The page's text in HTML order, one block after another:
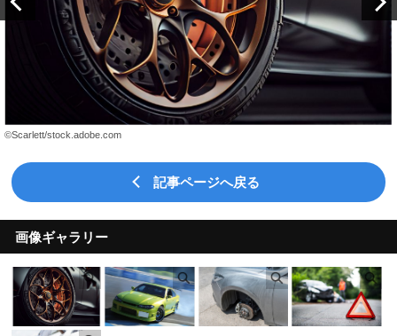
記事ページへ戻る
画像ギャラリー